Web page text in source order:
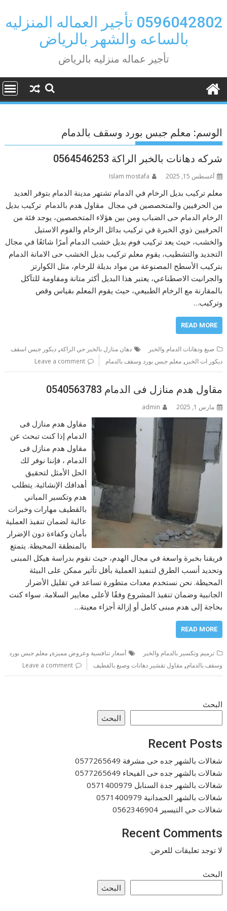
to
content
0596042802 تأجير العماله المنزليه
بالساعه والشهر بالرياض
تأجير عماله منزليه بالرياض
الوسم: معلم جبس بورد وسقف بالدمام
شركه دهانات بالخبر الراكة 0564546253
أغسطس 15, 2025 Islam mostafa
معلم تركيب بديل الرخام في الدمام تشتهر مدينة الدمام بتوفر العديد
من الحرفيين والمتخصصين في مجال مقاول هدم بالدمام تركيب بديل
الرخام الدمام حى الضباب ومن بين هؤلاء المتخصصين، يوجد فئة من
الحرفيين ذوي الخبرة في تركيب بدائل الرخام والفوم الاستيل
والخشب، حيث يعد تركيب فوم بديل خشب الدمام أمرًا شائعًا في مجال
التجديد والتشطيب، يقوم معلم تركيب بديل الخشب حى الامانة الدمام
بتركيب الأسطح المصنوعة من مواد بديلة للرخام، مثل الكوارتز
والجرانيت الاصطناعي، يعتبر هذا البديل أكثر متانة ومقاومة للتآكل
بالمقارنة مع الرخام الطبيعي، حيث يقوم المعلم بقياس وقص
وتركيب…
READ MORE
صبغ ودهانات الدمام والخبر دهان منازل بالخبر حي الراكة,ديكور جبس اسقف
ديكور ات الخبر ,معلم جبس بورد وسقف بالدمام Leave a comment
مقاول هدم منازل فى الدمام 0540563783
مارس 1, 2025 admin
مقاول هدم منازل فى
الدمام إذا كنت تبحث عن
مقاول هدم منازل فى
الدمام ، فإننا نوفر لك
الحل الأمثل لتحقيق
أهدافك الإنشائية. يتطلب
هدم وتكسير المباني
بالقطيف مهارات وخبرات
عالية لضمان تنفيذ العملية
بأمان وكفاءة دون الإضرار
بالمنطقة المحيطة. يتمتع
فريقنا بخبرة واسعة في مجال الهدم، حيث نقوم بدراسة هيكل المبنى
وتحديد أنسب الطرق لتنفيذ العملية بأقل تأثير ممكن على البيئة
المحيطة. نحن نستخدم معدات متطورة تساعد في تقليل الأضرار
الجانبية وضمان تنفيذ المشروع وفقًا لأعلى معايير السلامة. سواء كنت
بحاجة إلى هدم مبنى كامل أو إزالة أجزاء معينة…
READ MORE
ترميم وتكسير بالدمام والخبر أسعار تنافسية وعروض مميزة,معلم جبس بورد
وسقف بالدمام,مقاول تقشير دهانات وصبغ بالقطيف Leave a comment
البحث
البحث
Recent Posts
شغالات بالشهر جده حى مشرفة 0577265649
شغالات بالشهر جده حى الفيحاء 0577265649
شغالات بالشهر جدة السنابل 0571400979
شغالات بالشهر الحمدانية 0571400979
شغالات حي التيسير 0562346904
Recent Comments
لا توجد تعليقات للعرض.
البحث
البحث